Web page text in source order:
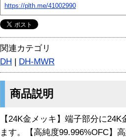
https://plth.me/41002990
関連カテゴリ
DH | DH-MWR
商品説明
【24K金メッキ】端子部分に
ます。【高純度99.996%OFC】